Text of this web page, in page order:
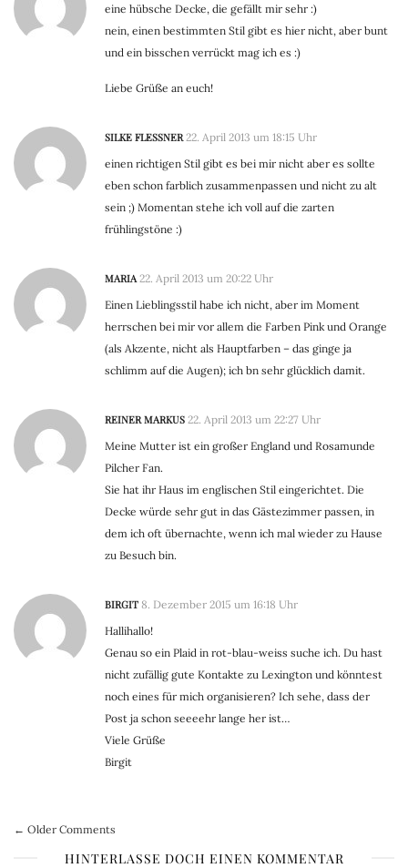
eine hübsche Decke, die gefällt mir sehr :)
nein, einen bestimmten Stil gibt es hier nicht, aber bunt
und ein bisschen verrückt mag ich es :)
Liebe Grüße an euch!
SILKE FLESSNER 22. April 2013 um 18:15 Uhr
einen richtigen Stil gibt es bei mir nicht aber es sollte
eben schon farblich zusammenpassen und nicht zu alt
sein ;) Momentan stehe ich voll auf die zarten
frühlingstöne :)
MARIA 22. April 2013 um 20:22 Uhr
Einen Lieblingsstil habe ich nicht, aber im Moment
herrschen bei mir vor allem die Farben Pink und Orange
(als Akzente, nicht als Hauptfarben – das ginge ja
schlimm auf die Augen); ich bn sehr glücklich damit.
REINER MARKUS 22. April 2013 um 22:27 Uhr
Meine Mutter ist ein großer England und Rosamunde
Pilcher Fan.
Sie hat ihr Haus im englischen Stil eingerichtet. Die
Decke würde sehr gut in das Gästezimmer passen, in
dem ich oft übernachte, wenn ich mal wieder zu Hause
zu Besuch bin.
BIRGIT 8. Dezember 2015 um 16:18 Uhr
Hallihallo!
Genau so ein Plaid in rot-blau-weiss suche ich. Du hast
nicht zufällig gute Kontakte zu Lexington und könntest
noch eines für mich organisieren? Ich sehe, dass der
Post ja schon seeeehr lange her ist…
Viele Grüße
Birgit
← Older Comments
HINTERLASSE DOCH EINEN KOMMENTAR